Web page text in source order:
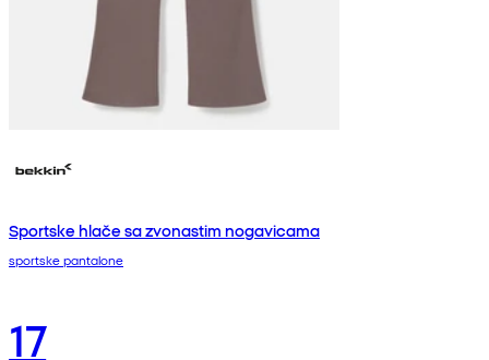
Sportske hlače sa zvonastim nogavicama
sportske pantalone
17